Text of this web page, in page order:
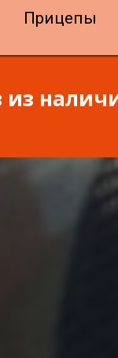
Прицепы